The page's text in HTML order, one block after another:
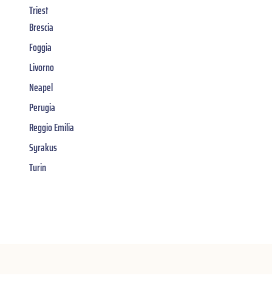
Triest
Brescia
Foggia
Livorno
Neapel
Perugia
Reggio Emilia
Syrakus
Turin